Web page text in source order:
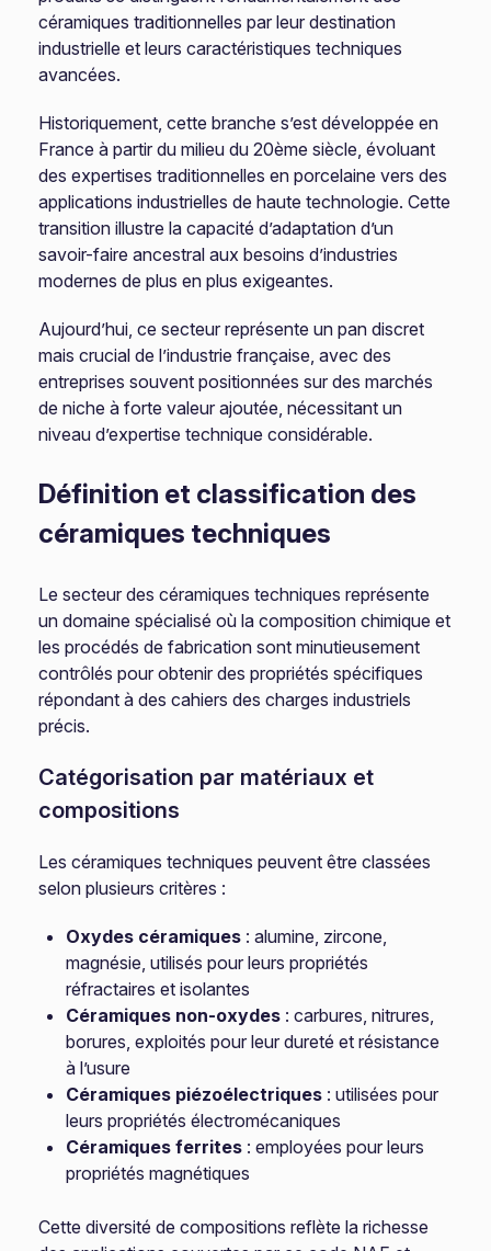
céramiques traditionnelles par leur destination
industrielle et leurs caractéristiques techniques
avancées.
Historiquement, cette branche s’est développée en
France à partir du milieu du 20ème siècle, évoluant
des expertises traditionnelles en porcelaine vers des
applications industrielles de haute technologie. Cette
transition illustre la capacité d’adaptation d’un
savoir-faire ancestral aux besoins d’industries
modernes de plus en plus exigeantes.
Aujourd’hui, ce secteur représente un pan discret
mais crucial de l’industrie française, avec des
entreprises souvent positionnées sur des marchés
de niche à forte valeur ajoutée, nécessitant un
niveau d’expertise technique considérable.
Définition et classification des
céramiques techniques
Le secteur des céramiques techniques représente
un domaine spécialisé où la composition chimique et
les procédés de fabrication sont minutieusement
contrôlés pour obtenir des propriétés spécifiques
répondant à des cahiers des charges industriels
précis.
Catégorisation par matériaux et
compositions
Les céramiques techniques peuvent être classées
selon plusieurs critères :
Oxydes céramiques : alumine, zircone,
magnésie, utilisés pour leurs propriétés
réfractaires et isolantes
Céramiques non-oxydes : carbures, nitrures,
borures, exploités pour leur dureté et résistance
à l’usure
Céramiques piézoélectriques : utilisées pour
leurs propriétés électromécaniques
Céramiques ferrites : employées pour leurs
propriétés magnétiques
Cette diversité de compositions reflète la richesse